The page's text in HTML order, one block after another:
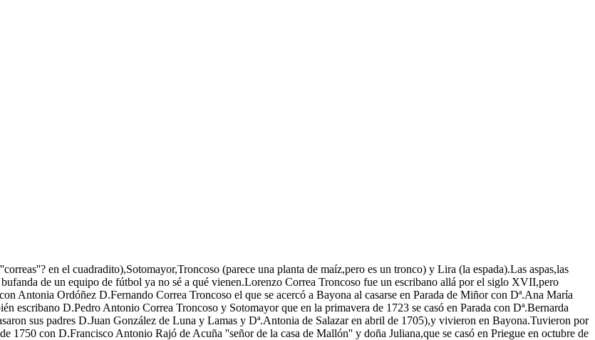
en el cuadradito),Sotomayor,Troncoso (parece una planta de maíz,pero es un tronco) y Lira (la espada).Las aspas,las
de un equipo de fútbol ya no sé a qué vienen.Lorenzo Correa Troncoso fue un escribano allá por el siglo XVII,pero
Antonia Ordóñez D.Fernando Correa Troncoso el que se acercó a Bayona al casarse en Parada de Miñor con Dª.Ana María
escribano D.Pedro Antonio Correa Troncoso y Sotomayor que en la primavera de 1723 se casó en Parada con Dª.Bernarda
sus padres D.Juan González de Luna y Lamas y Dª.Antonia de Salazar en abril de 1705),y vivieron en Bayona.Tuvieron por
1750 con D.Francisco Antonio Rajó de Acuña ''señor de la casa de Mallón'' y doña Juliana,que se casó en Priegue en octubre de